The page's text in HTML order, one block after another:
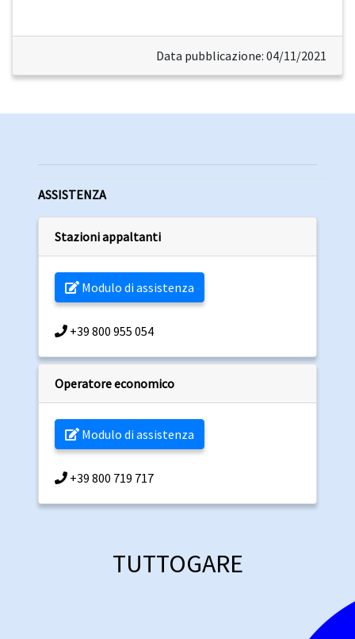
Data pubblicazione: 04/11/2021
ASSISTENZA
Stazioni appaltanti
Modulo di assistenza
+39 800 955 054
Operatore economico
Modulo di assistenza
+39 800 719 717
TUTTOGARE